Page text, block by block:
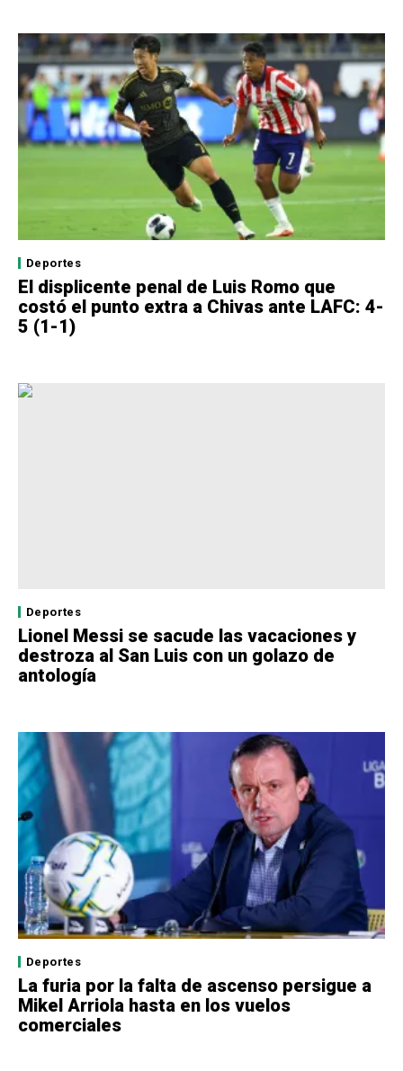
Deportes
El displicente penal de Luis Romo que
costó el punto extra a Chivas ante LAFC: 4-
5 (1-1)
Deportes
Lionel Messi se sacude las vacaciones y
destroza al San Luis con un golazo de
antología
Deportes
La furia por la falta de ascenso persigue a
Mikel Arriola hasta en los vuelos
comerciales